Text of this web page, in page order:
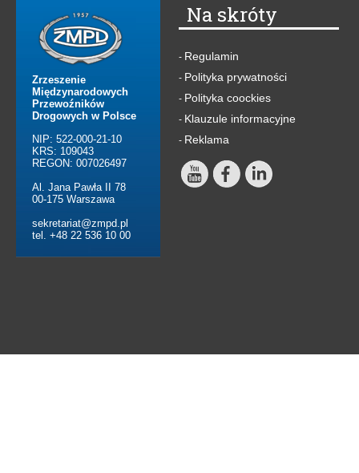
Zrzeszenie
Międzynarodowych
Przewoźników
Drogowych w Polsce
NIP: 522-000-21-10
KRS: 109043
REGON: 007026497
Al. Jana Pawła II 78
00-175 Warszawa
sekretariat@zmpd.pl
tel. +48 22 536 10 00
Na skróty
- Regulamin
- Polityka prywatności
- Polityka coockies
- Klauzule informacyjne
- Reklama